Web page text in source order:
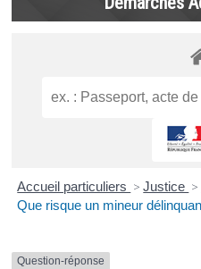
Accueil particuliers > Justice >
Que risque un mineur
Question-réponse